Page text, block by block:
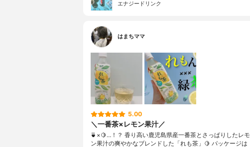
エナジードリンク
はまちママ
5.00
＼一番茶×レモン果汁／
🍵×🍋…！？ 香り高い鹿児島県産一番茶とさっぱりしたレモ
ン果汁の爽やかなブレンドした「れも茶」🍋 パッケージは